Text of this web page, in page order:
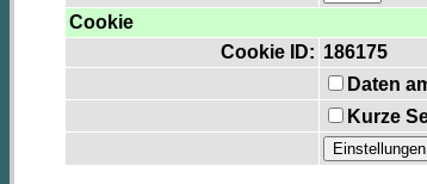
Cookie
Cookie ID: 186175
Daten
Kurze